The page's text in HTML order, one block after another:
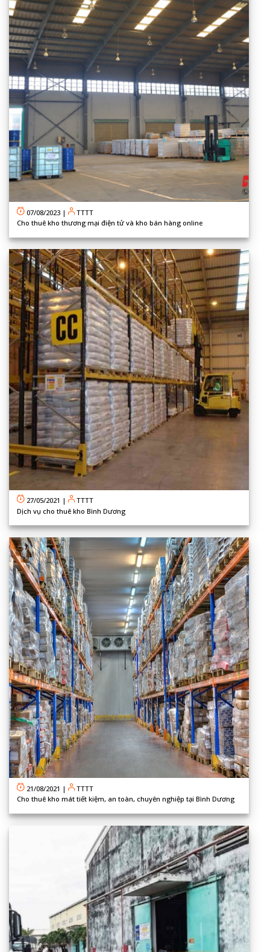
07/08/2023 |
TTTT
Cho thuê kho thương mại điện tử và kho bán hàng online
27/05/2021 |
TTTT
Dịch vụ cho thuê kho Bình Dương
21/08/2021 |
TTTT
Cho thuê kho mát tiết kiệm, an toàn, chuyên nghiệp tại Bình Dương